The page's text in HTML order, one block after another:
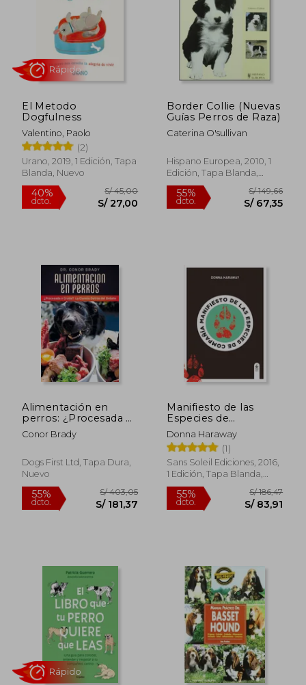
55%
dcto. S/ 89,33 dcto. S/
El Metodo
Dogfulness
Valentino, Paolo
(2)
Urano, 2019, 1 Edición, Tapa
Blanda, Nuevo
40%
dcto. S/ 27,00
Rápido
Border Collie (Nuevas
Guías Perros de Raza)
Caterina O'sullivan
Hispano Europea, 2010, 1
Edición, Tapa Blanda,
Nuevo
55%
dcto. S/
Alimentación en
perros: ¿Procesada o
cruda? La ciencia
detrás del debate
Conor Brady
Dogs First Ltd, Tapa Dura,
Nuevo
Manifiesto de las
Especies de
Compañía
Donna Haraway
(1)
Sans Soleil Ediciones, 2016,
1 Edición, Tapa Blanda,
Nuevo